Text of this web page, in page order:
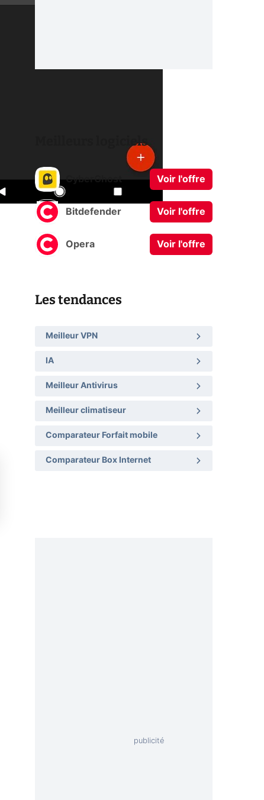
Meilleurs logiciels
CyberGhost Voir l'offre
Bitdefender Voir l'offre
Opera Voir l'offre
Les tendances
Meilleur VPN
IA
Meilleur Antivirus
Meilleur climatiseur
Comparateur Forfait mobile
Comparateur Box Internet